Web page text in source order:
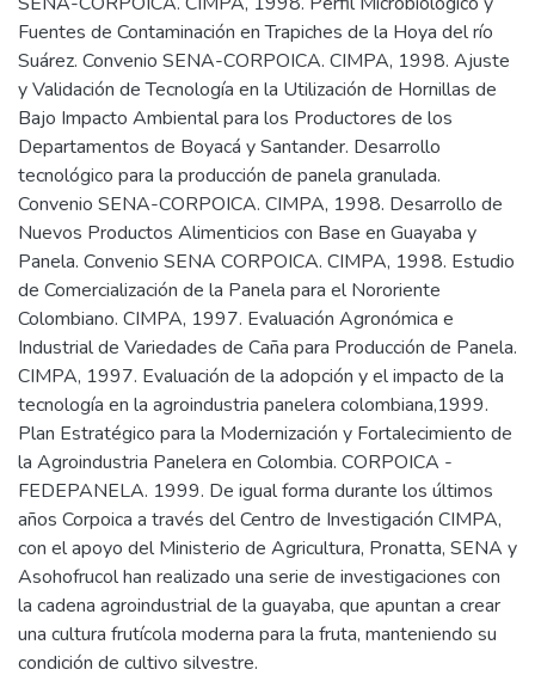
Fuentes de Contaminación en Trapiches de la Hoya del río
Suárez. Convenio SENA-CORPOICA. CIMPA, 1998. Ajuste
y Validación de Tecnología en la Utilización de Hornillas de
Bajo Impacto Ambiental para los Productores de los
Departamentos de Boyacá y Santander. Desarrollo
tecnológico para la producción de panela granulada.
Convenio SENA-CORPOICA. CIMPA, 1998. Desarrollo de
Nuevos Productos Alimenticios con Base en Guayaba y
Panela. Convenio SENA CORPOICA. CIMPA, 1998. Estudio
de Comercialización de la Panela para el Nororiente
Colombiano. CIMPA, 1997. Evaluación Agronómica e
Industrial de Variedades de Caña para Producción de Panela.
CIMPA, 1997. Evaluación de la adopción y el impacto de la
tecnología en la agroindustria panelera colombiana,1999.
Plan Estratégico para la Modernización y Fortalecimiento de
la Agroindustria Panelera en Colombia. CORPOICA -
FEDEPANELA. 1999. De igual forma durante los últimos
años Corpoica a través del Centro de Investigación CIMPA,
con el apoyo del Ministerio de Agricultura, Pronatta, SENA y
Asohofrucol han realizado una serie de investigaciones con
la cadena agroindustrial de la guayaba, que apuntan a crear
una cultura frutícola moderna para la fruta, manteniendo su
condición de cultivo silvestre.